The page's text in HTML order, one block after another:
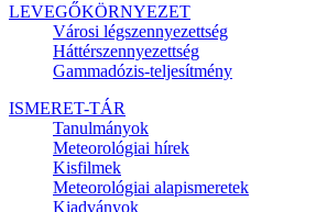
LEVEGŐKÖRNYEZET
Városi légszennyezettség
Háttérszennyezettség
Gammadózis-teljesítmény
ISMERET-TÁR
Tanulmányok
Meteorológiai hírek
Kisfilmek
Meteorológiai alapismeretek
Kiadványok